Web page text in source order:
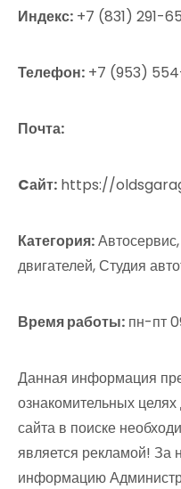
Индекс: +7 (831) 291-
Телефон: +7 (953)
Почта:
Cайт: https://
Категория:
двигателей, Студия
Время работы: пн-пт
Данная информация
ознакомительных
сайта в поиске
является рекламой!
информацию